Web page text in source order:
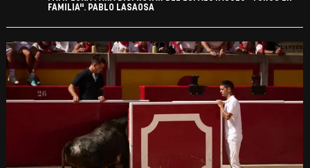
FAMILIA". PABLO LASAOSA